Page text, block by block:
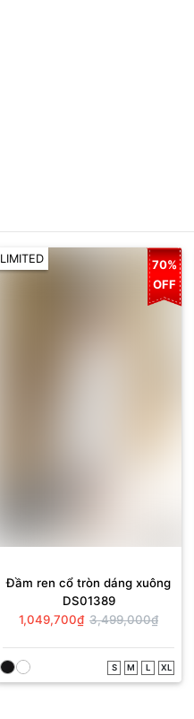
LIMITED
70%
OFF
Đầm ren cổ tròn dáng xuông
DS01389
1,049,700₫ 3,499,000₫
S M L XL